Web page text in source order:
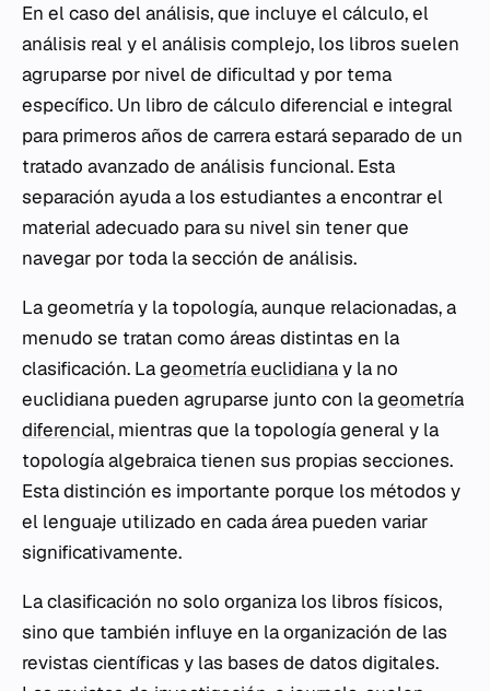
En el caso del análisis, que incluye el cálculo, el
análisis real y el análisis complejo, los libros suelen
agruparse por nivel de dificultad y por tema
específico. Un libro de cálculo diferencial e integral
para primeros años de carrera estará separado de un
tratado avanzado de análisis funcional. Esta
separación ayuda a los estudiantes a encontrar el
material adecuado para su nivel sin tener que
navegar por toda la sección de análisis.
La geometría y la topología, aunque relacionadas, a
menudo se tratan como áreas distintas en la
clasificación. Lageometría euclidianay la no
euclidiana pueden agruparse junto con lageometría
diferencial, mientras que la topología general y la
topología algebraica tienen sus propias secciones.
Esta distinción es importante porque los métodos y
el lenguaje utilizado en cada área pueden variar
significativamente.
La clasificación no solo organiza los libros físicos,
sino que también influye en la organización de las
revistas científicas y las bases de datos digitales.